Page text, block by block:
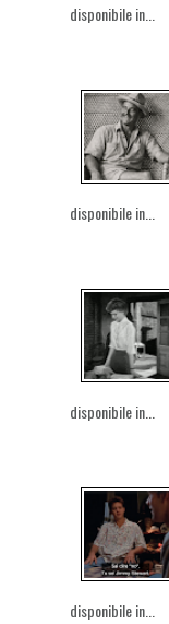
disponibile in...
disponibile in...
disponibile in...
disponibile in...